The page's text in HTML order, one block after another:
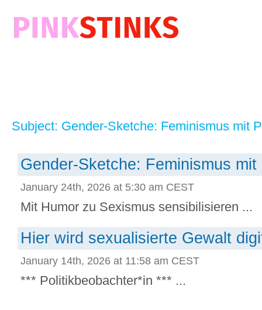
Subject: Gender-Sketche: Feminismus mit
Gender-Sketche: Feminismus mit
January 24th, 2026 at 5:30 am CEST
Mit Humor zu Sexismus sensibilisieren ...
Hier wird sexualisierte Gewalt
January 14th, 2026 at 11:58 am CEST
*** Politikbeobachter*in *** ...